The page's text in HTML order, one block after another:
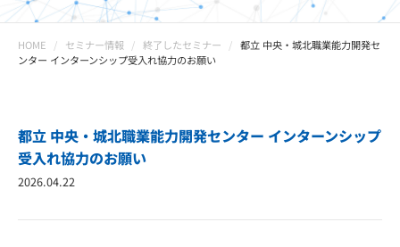
HOME セミナー情報 終了したセミナー
都立 中央・城北職業能力開発セ
ンター インターンシップ受入れ協力のお願い
都立 中央・城北職業能力開発センター インターンシップ
受入れ協力のお願い
2026.04.22